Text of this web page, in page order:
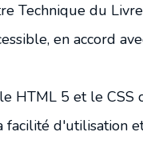
Technique du
en accord
HTML 5 et le CSS
facilité d'utilisation